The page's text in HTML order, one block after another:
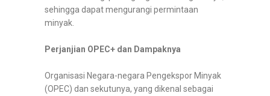
sehingga dapat mengurangi permintaan
minyak.
Perjanjian OPEC+ dan Dampaknya
Organisasi Negara-negara Pengekspor Minyak
(OPEC) dan sekutunya, yang dikenal sebagai